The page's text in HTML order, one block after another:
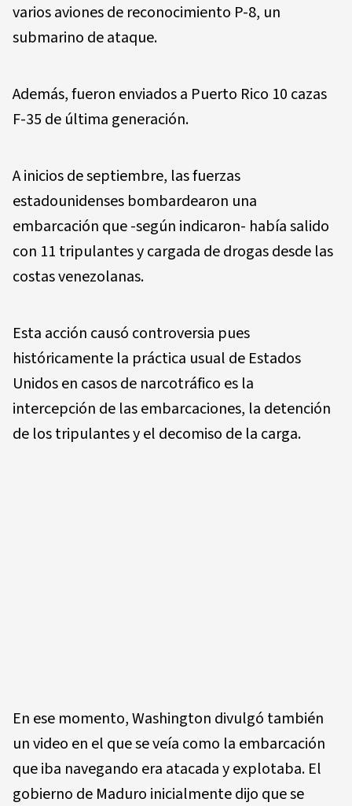
varios aviones de reconocimiento P-8, un
submarino de ataque.
Además, fueron enviados a Puerto Rico 10 cazas
F-35 de última generación.
A inicios de septiembre, las fuerzas
estadounidenses bombardearon una
embarcación que -según indicaron- había salido
con 11 tripulantes y cargada de drogas desde las
costas venezolanas.
Esta acción causó controversia pues
históricamente la práctica usual de Estados
Unidos en casos de narcotráfico es la
intercepción de las embarcaciones, la detención
de los tripulantes y el decomiso de la carga.
En ese momento, Washington divulgó también
un video en el que se veía como la embarcación
que iba navegando era atacada y explotaba. El
gobierno de Maduro inicialmente dijo que se